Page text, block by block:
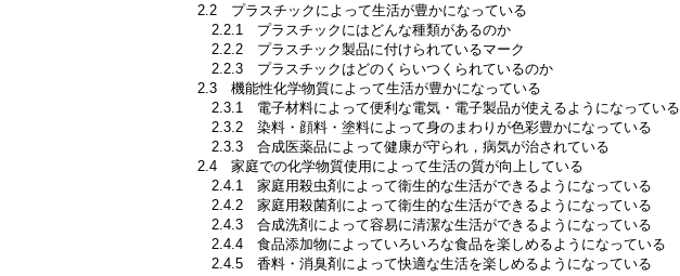
2.2 プラスチックによって生活が豊かになっている
2.2.1 プラスチックにはどんな種類があるのか
2.2.2 プラスチック製品に付けられているマーク
2.2.3 プラスチックはどのくらいつくられているのか
2.3 機能性化学物質によって生活が豊かになっている
2.3.1 電子材料によって便利な電気・電子製品が使えるようになっている
2.3.2 染料・顔料・塗料によって身のまわりが色彩豊かになっている
2.3.3 合成医薬品によって健康が守られ，病気が治されている
2.4 家庭での化学物質使用によって生活の質が向上している
2.4.1 家庭用殺虫剤によって衛生的な生活ができるようになっている
2.4.2 家庭用殺菌剤によって衛生的な生活ができるようになっている
2.4.3 合成洗剤によって容易に清潔な生活ができるようになっている
2.4.4 食品添加物によっていろいろな食品を楽しめるようになっている
2.4.5 香料・消臭剤によって快適な生活を楽しめるようになっている